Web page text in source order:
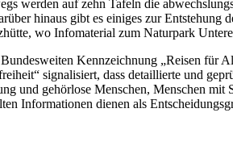
werden auf zehn Tafeln die
hinaus gibt es einiges zur
wo Infomaterial zum Naturpark
Kennzeichnung „Reisen für
signalisiert, dass detaillierte und
und gehörlose Menschen, Menschen
Informationen dienen als